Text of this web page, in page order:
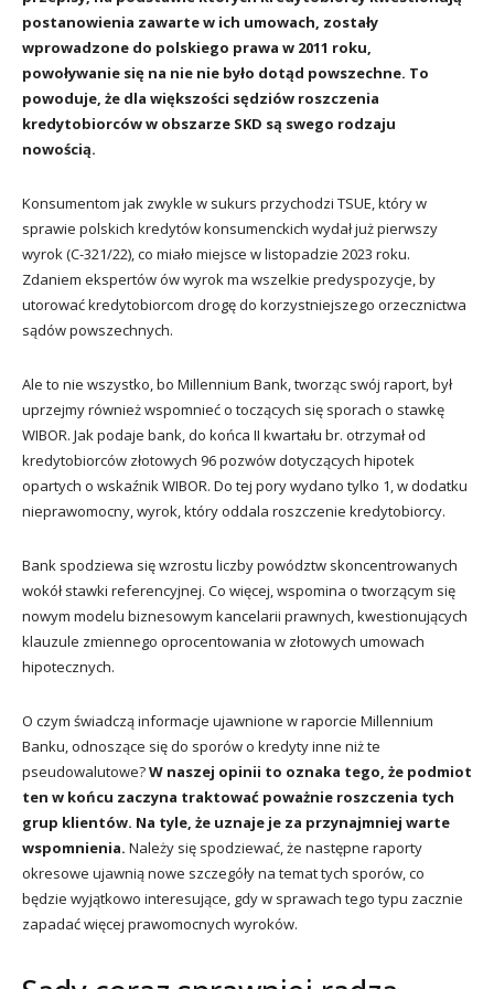
postanowienia zawarte w ich umowach, zostały
wprowadzone do polskiego prawa w 2011 roku,
powoływanie się na nie nie było dotąd powszechne. To
powoduje, że dla większości sędziów roszczenia
kredytobiorców w obszarze SKD są swego rodzaju
nowością.
Konsumentom jak zwykle w sukurs przychodzi TSUE, który w
sprawie polskich kredytów konsumenckich wydał już pierwszy
wyrok (C-321/22), co miało miejsce w listopadzie 2023 roku.
Zdaniem ekspertów ów wyrok ma wszelkie predyspozycje, by
utorować kredytobiorcom drogę do korzystniejszego orzecznictwa
sądów powszechnych.
Ale to nie wszystko, bo Millennium Bank, tworząc swój raport, był
uprzejmy również wspomnieć o toczących się sporach o stawkę
WIBOR. Jak podaje bank, do końca II kwartału br. otrzymał od
kredytobiorców złotowych 96 pozwów dotyczących hipotek
opartych o wskaźnik WIBOR. Do tej pory wydano tylko 1, w dodatku
nieprawomocny, wyrok, który oddala roszczenie kredytobiorcy.
Bank spodziewa się wzrostu liczby powództw skoncentrowanych
wokół stawki referencyjnej. Co więcej, wspomina o tworzącym się
nowym modelu biznesowym kancelarii prawnych, kwestionujących
klauzule zmiennego oprocentowania w złotowych umowach
hipotecznych.
O czym świadczą informacje ujawnione w raporcie Millennium
Banku, odnoszące się do sporów o kredyty inne niż te
pseudowalutowe?W naszej opinii to oznaka tego, że podmiot
ten w końcu zaczyna traktować poważnie roszczenia tych
grup klientów. Na tyle, że uznaje je za przynajmniej warte
wspomnienia. Należy się spodziewać, że następne raporty
okresowe ujawnią nowe szczegóły na temat tych sporów, co
będzie wyjątkowo interesujące, gdy w sprawach tego typu zacznie
zapadać więcej prawomocnych wyroków.